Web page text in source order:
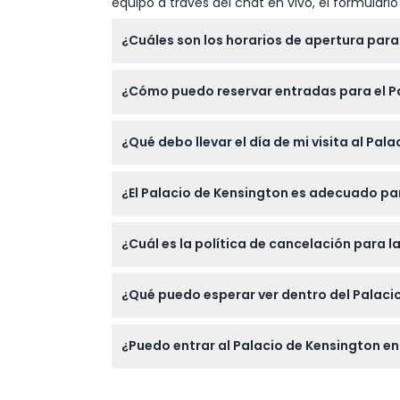
¿Cuáles son los horarios de apertura
a cambios — por favor confirme al
¿Cómo puedo reservar entradas para el
franja horaria preferida durante el proceso
¿Qué debo llevar el día de mi visita al
ya que explorará tanto el interior del
¿El Palacio de Kensington es adecuado
atractiva para todas las edades, aunque
¿Cuál es la política de cancelación para
de cancelación. Las cancelaciones dentro
¿Qué puedo esperar ver dentro del
Joyas. Disfrute de una charla experta de 15
¿Puedo entrar al Palacio de Kensington